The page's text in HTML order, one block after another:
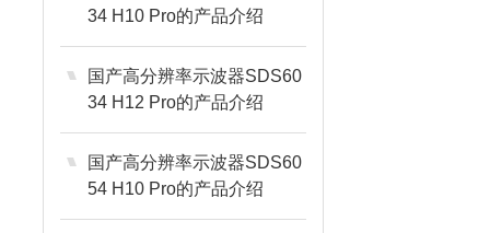
34 H10 Pro的产品介绍
国产高分辨率示波器SDS60
34 H12 Pro的产品介绍
国产高分辨率示波器SDS60
54 H10 Pro的产品介绍